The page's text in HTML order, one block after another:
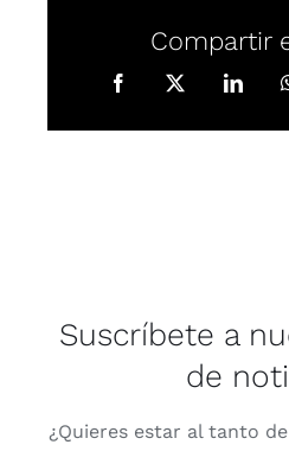
Compartir
Suscríbete a
de
¿Quie­res estar al tan­to